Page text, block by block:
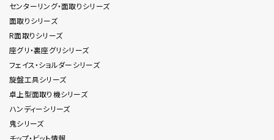
センターリング・面取りシリーズ
面取りシリーズ
R面取りシリーズ
座グリ・裏座グリシリーズ
フェイス・ショルダーシリーズ
旋盤工具シリーズ
卓上型面取り機シリーズ
ハンディーシリーズ
鬼シリーズ